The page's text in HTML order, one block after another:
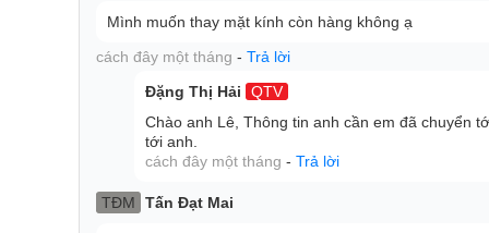
vượt trội. Đặc biệt, bề mặt Bếp từ sáng bóng, nhẵn
Mình muốn thay mặt kính còn hàng không ạ
cách đây một tháng - Trả lời
Đặng Thị Hải
QTV
Chào anh Lê, Thông tin anh cần em đã chuyển
tới anh.
cách đây một tháng - Trả lời
TĐM Tấn Đạt Mai